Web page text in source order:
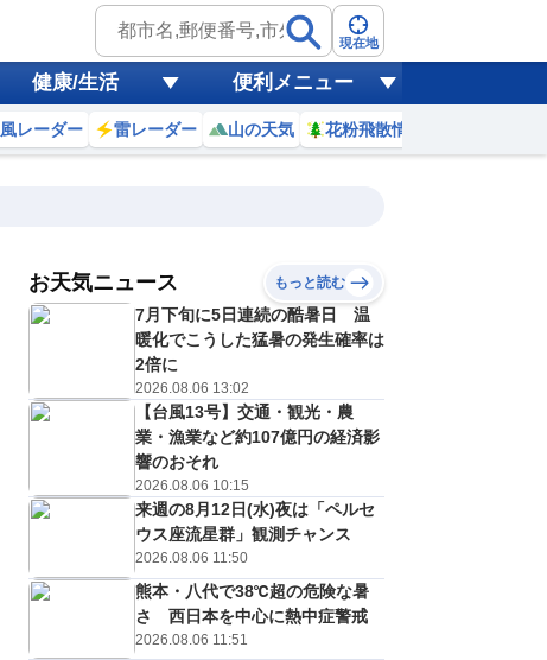
現在地
健康/生活 便利メニュー
風レーダー 雷レーダー 山の天気 花粉飛散情報
17
%
19
(水)
E
32℃
25℃
40%
20
(木)
E
33℃
40 %
予報の
信頼度
B
C
D
お天気ニュース もっと読む
7月下旬に5日連続の酷暑日 温
暖化でこうした猛暑の発生確率は
2倍に
2026.08.06 13:02
【台風13号】交通・観光・農
業・漁業など約107億円の経済影
響のおそれ
2026.08.06 10:15
来週の8月12日(水)夜は「ペルセ
ウス座流星群」観測チャンス
2026.08.06 11:50
熊本・八代で38℃超の危険な暑
さ 西日本を中心に熱中症警戒
2026.08.06 11:51